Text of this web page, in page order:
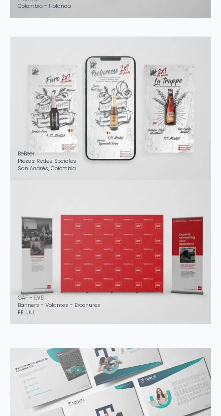
Colombia - Holanda
BeBeer
Piezas Redes Sociales
San Andrés, Colombia
GAF - EVS
Banners - Volantes - Brochures
EE. UU.